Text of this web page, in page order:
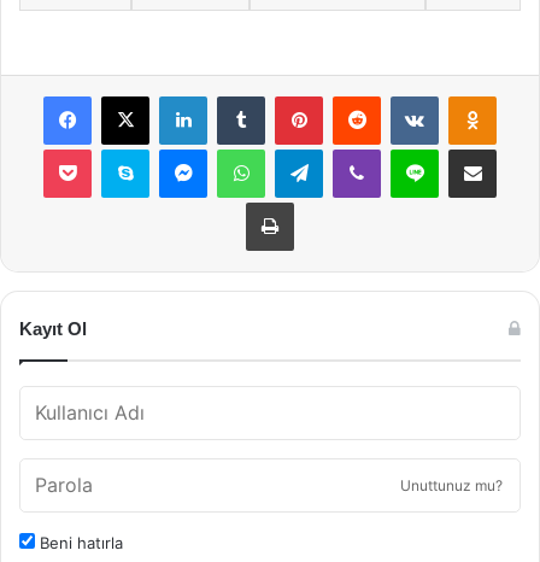
Facebook
X LinkedInTumblr PinterestReddit VKontakte
Pocket Skype MessengerWhatsAppTelegramViber Line E-Posta ile
Yazdır
Kayıt Ol
Unuttunuz mu?
Beni hatırla